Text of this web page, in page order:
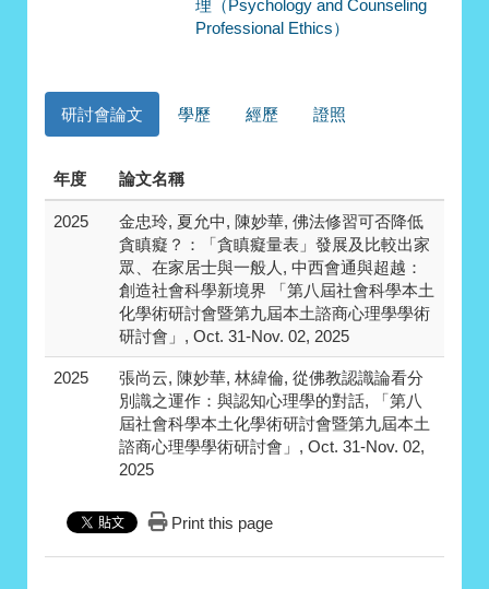
理（Psychology and Counseling
Professional Ethics）
研討會論文 學歷 經歷 證照
年度 論文名稱
2025
金忠玲, 夏允中, 陳妙華, 佛法修習可否降低
貪瞋癡？：「貪瞋癡量表」發展及比較出家
眾、在家居士與一般人, 中西會通與超越：
創造社會科學新境界 「第八屆社會科學本土
化學術研討會暨第九屆本土諮商心理學學術
研討會」, Oct. 31-Nov. 02, 2025
2025
張尚云, 陳妙華, 林緯倫, 從佛教認識論看分
別識之運作：與認知心理學的對話, 「第八
屆社會科學本土化學術研討會暨第九屆本土
諮商心理學學術研討會」, Oct. 31-Nov. 02,
2025
Print this page